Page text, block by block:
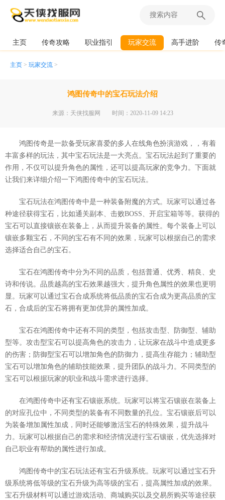
主页 传奇攻略 职业指引 玩家交流 高手进阶 传
主页 > 玩家交流 >
鸿图传奇中的宝石玩法介绍
来源：天侠找服网 时间：2020-11-09 14:23
鸿图传奇是一款备受玩家喜爱的多人在线角色扮演游戏，，有着
丰富多样的玩法，其中宝石玩法是一大亮点。宝石玩法起到了重要的
作用，不仅可以提升角色的属性，还可以提高玩家的竞争力。下面就
让我们来详细介绍一下鸿图传奇中的宝石玩法。
宝石玩法在鸿图传奇中是一种装备附魔的方式。玩家可以通过各
种途径获得宝石，比如通关副本、击败BOSS、开启宝箱等等。获得的
宝石可以直接镶嵌在装备上，从而提升装备的属性。每个装备上可以
镶嵌多颗宝石，不同的宝石有不同的效果，玩家可以根据自己的需求
选择适合自己的宝石。
宝石在鸿图传奇中分为不同的品质，包括普通、优秀、精良、史
诗和传说。品质越高的宝石效果越强大，提升角色属性的效果也更明
显。玩家可以通过宝石合成系统将低品质的宝石合成为更高品质的宝
石，合成后的宝石将拥有更加优异的属性加成。
宝石在鸿图传奇中还有不同的类型，包括攻击型、防御型、辅助
型等。攻击型宝石可以提高角色的攻击力，让玩家在战斗中造成更多
的伤害；防御型宝石可以增加角色的防御力，提高生存能力；辅助型
宝石可以增加角色的辅助技能效果，提升团队的战斗力。不同类型的
宝石可以根据玩家的职业和战斗需求进行选择。
在鸿图传奇中还有宝石镶嵌系统。玩家可以将宝石镶嵌在装备上
的对应孔位中，不同类型的装备有不同数量的孔位。宝石镶嵌后可以
为装备增加属性加成，同时还能够激活宝石的特殊效果，提升战斗
力。玩家可以根据自己的需求和经济情况进行宝石镶嵌，优先选择对
自己职业有帮助的属性进行加成。
鸿图传奇中的宝石玩法还有宝石升级系统。玩家可以通过宝石升
级系统将低等级的宝石升级为高等级的宝石，提高属性加成的效果。
宝石升级材料可以通过游戏活动、商城购买以及交易所购买等途径获